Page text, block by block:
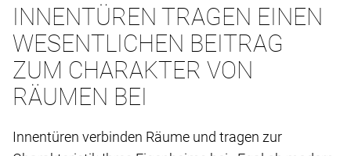
INNENTÜREN TRAGEN EINEN
WESENTLICHEN BEITRAG
ZUM CHARAKTER VON
RÄUMEN BEI
Innentüren verbinden Räume und tragen zur